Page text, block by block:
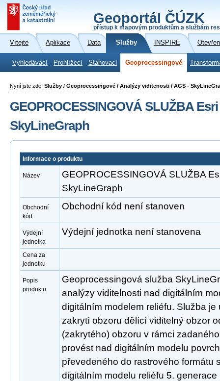
Geoportál ČÚZK
přístup k mapovým produktům a službám
Vítejte Aplikace Data Služby INSPIRE
Vyhledávací Prohlížecí Stahovací Geoprocessingové
Nyní jste zde: Služby / Geoprocessingové / Analýzy viditenosti / AGS -
GEOPROCESSINGOVÁ SLUŽBA
SkyLineGraph
Informace o produktu
Název
GEOPROCESSINGOVÁ SLUŽBA
SkyLineGraph
Obchodní
kód
Obchodní kód není stanoven
Výdejní
jednotka
Výdejní jednotka není stanovena
Cena za
jednotku
Popis
produktu
Geoprocessingová služba
analýzy viditelnosti nad digitálním
digitálním modelem reliéfu. Služba
zakrytí obzoru dělící viditelný obzor
(zakrytého) obzoru v rámci
provést nad digitálním modelu
převedeného do rastrového formátu
digitálním modelu reliéfu 5.